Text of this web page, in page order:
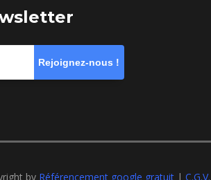
Rejoignez-nous !
by Référencement google gratuit | C.G.V.